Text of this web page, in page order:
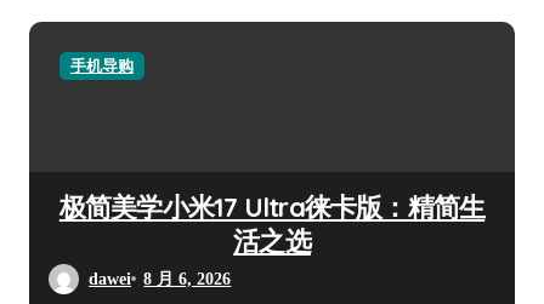
手机导购
极简美学小米17 Ultra徕卡版：精简生
活之选
dawei 8 月 6, 2026